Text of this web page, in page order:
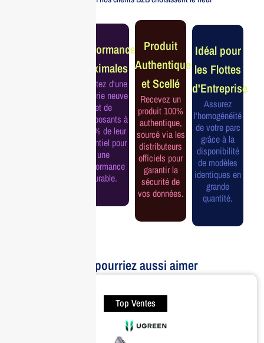
Performance
Maximales
Profitez d'une
batterie neuve
et de
composants à
100% de leur
potentiel pour
une
performance
durable.
Produit
Authentique
et Scellé
Recevez un
produit 100%
authentique,
sourcé via les
distributeurs
officiels pour
garantir la
sécurité de
vos données.
Idéal pour
les Flottes
d'Entreprise
Assurez
l'homogénéité
de votre parc
grâce à la
disponibilité
de modèles
identiques en
grande
quantité.
Vous pourriez aussi aimer
Top Ventes